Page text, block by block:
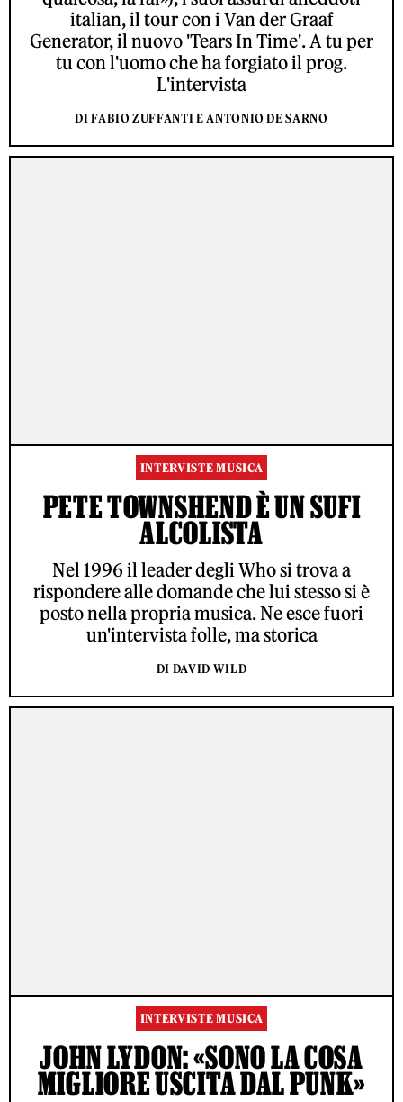
italian, il tour con i Van der Graaf
Generator, il nuovo 'Tears In Time'. A tu per
tu con l'uomo che ha forgiato il prog.
L'intervista
DI FABIO ZUFFANTI E ANTONIO DE SARNO
INTERVISTE MUSICA
PETE TOWNSHEND È UN SUFI
ALCOLISTA
Nel 1996 il leader degli Who si trova a
rispondere alle domande che lui stesso si è
posto nella propria musica. Ne esce fuori
un'intervista folle, ma storica
DI DAVID WILD
INTERVISTE MUSICA
JOHN LYDON: «SONO LA COSA
MIGLIORE USCITA DAL PUNK»